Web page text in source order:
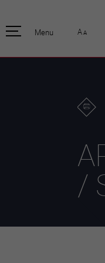
Menu A A
/